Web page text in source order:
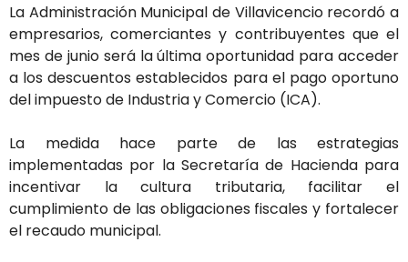
La Administración Municipal de Villavicencio recordó a
empresarios, comerciantes y contribuyentes que el
mes de junio será la última oportunidad para acceder
a los descuentos establecidos para el pago oportuno
del impuesto de Industria y Comercio (ICA).
La medida hace parte de las estrategias
implementadas por la Secretaría de Hacienda para
incentivar la cultura tributaria, facilitar el
cumplimiento de las obligaciones fiscales y fortalecer
el recaudo municipal.